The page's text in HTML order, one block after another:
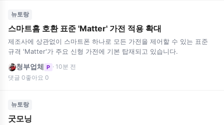
뉴토랑
스마트홈 호환 표준 'Matter' 가전 적용 확대
제조사에 상관없이 스마트폰 하나로 모든 가전을 제어할 수 있는 표준
규격 'Matter'가 주요 신형 가전에 기본 탑재되고 있습니다.
청부업체 P · 10분 전
댓글 0좋아요 0
뉴토랑
굿모닝